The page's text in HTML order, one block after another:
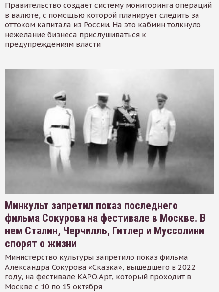
Правительство создает систему мониторинга операций
в валюте, с помощью которой планирует следить за
оттоком капитала из России. На это кабмин толкнуло
нежелание бизнеса прислушиваться к
предупреждениям власти
Минкульт запретил показ последнего
фильма Сокурова на фестивале в Москве. В
нем Сталин, Черчилль, Гитлер и Муссолини
спорят о жизни
Министерство культуры запретило показ фильма
Александра Сокурова «Сказка», вышедшего в 2022
году, на фестивале КАРО.Арт, который проходит в
Москве с 10 по 15 октября